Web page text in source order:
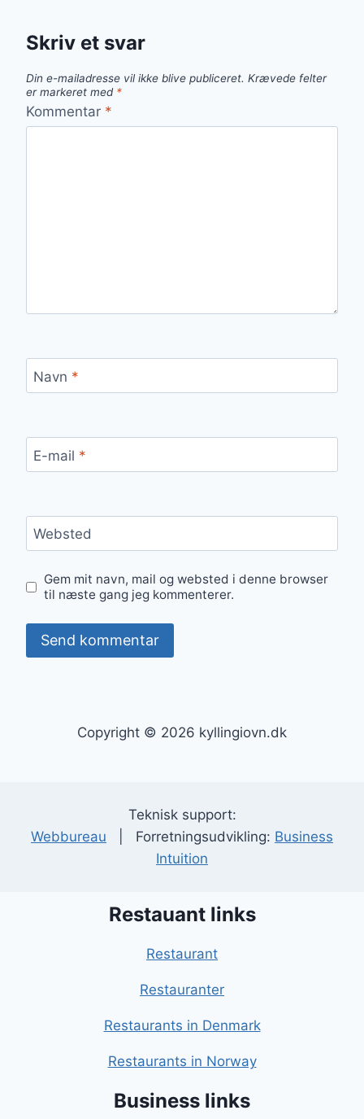
Skriv et svar
Din e-mailadresse vil ikke blive publiceret. Krævede felter
er markeret med *
Kommentar *
Navn *
E-mail *
Websted
Gem mit navn, mail og websted i denne browser
til næste gang jeg kommenterer.
Copyright © 2026 kyllingiovn.dk
Teknisk support:
Webbureau | Forretningsudvikling: Business
Intuition
Restauant links
Restaurant
Restauranter
Restaurants in Denmark
Restaurants in Norway
Business links